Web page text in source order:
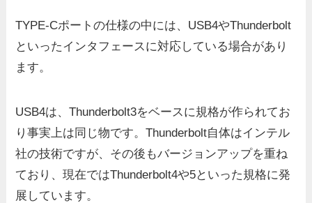
TYPE-Cポートの仕様の中には、USB4やThunderbolt
といったインタフェースに対応している場合があり
ます。
USB4は、Thunderbolt3をベースに規格が作られてお
り事実上は同じ物です。Thunderbolt自体はインテル
社の技術ですが、その後もバージョンアップを重ね
ており、現在ではThunderbolt4や5といった規格に発
展しています。